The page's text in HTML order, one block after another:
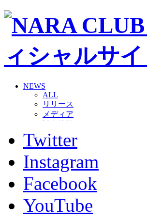
NEWS
ALL
リリース
メディア
グッズ
ファンコミュニティ
ホームタウン
コラム
その他
TEAM
2026/27トップチーム
2026/27トップチームスタッフ
Twitter
Instagram
Facebook
YouTube